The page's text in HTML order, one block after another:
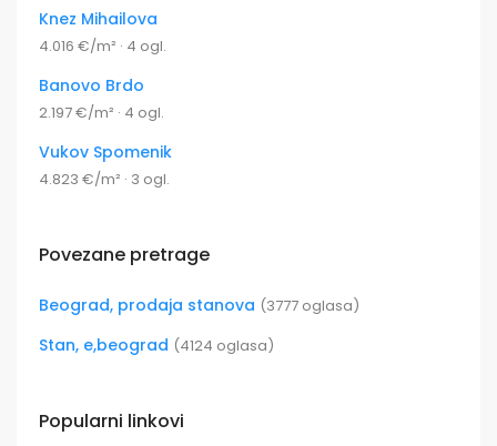
Knez Mihailova
4.016 €/m² · 4 ogl.
Banovo Brdo
2.197 €/m² · 4 ogl.
Vukov Spomenik
4.823 €/m² · 3 ogl.
Povezane pretrage
Beograd, prodaja stanova (3777 oglasa)
Stan, e,beograd (4124 oglasa)
Popularni linkovi